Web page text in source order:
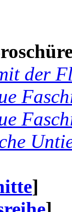
der
]